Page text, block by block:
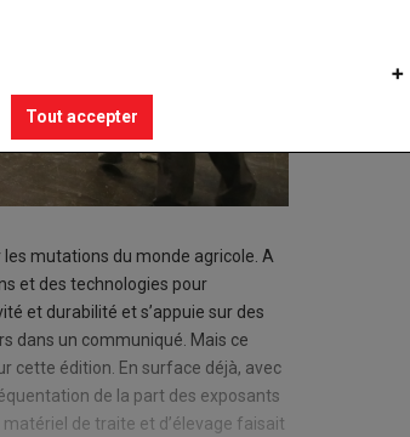
mutations du monde agricole. A
et des technologies pour
et durabilité et s’appuie sur des
dans un communiqué. Mais ce
cette édition. En surface déjà, avec
de la part des exposants
de traite et d’élevage faisait
Tout accepter